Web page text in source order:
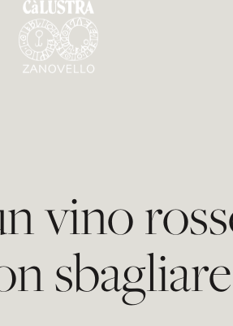
vino
sbagliare